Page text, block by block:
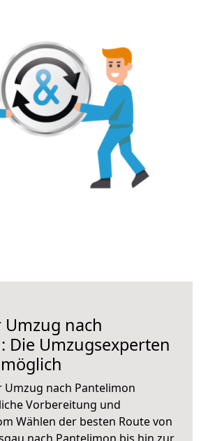
nach
Die Umzugsexperten
nach Pantelimon
Vorbereitung und
Wählen der besten Route von